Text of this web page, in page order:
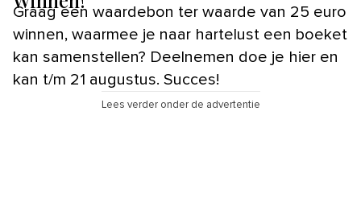
Graag een waardebon ter waarde van 25 euro
winnen, waarmee je naar hartelust een boeket
kan samenstellen? Deelnemen doe je hier en
kan t/m 21 augustus. Succes!
Lees verder onder de advertentie